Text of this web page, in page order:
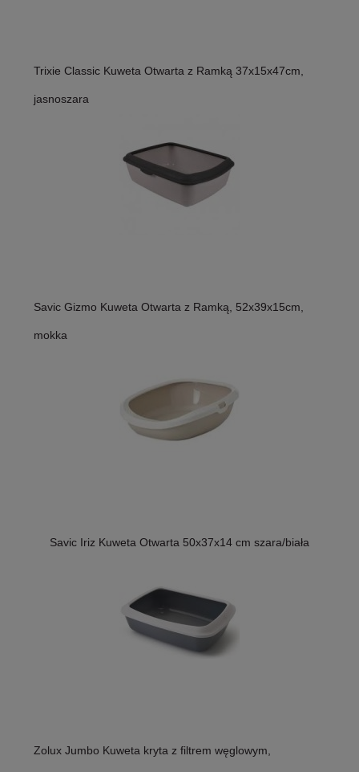
Trixie Classic Kuweta Otwarta z Ramką 37x15x47cm,
jasnoszara
Savic Gizmo Kuweta Otwarta z Ramką, 52x39x15cm,
mokka
Savic Iriz Kuweta Otwarta 50x37x14 cm szara/biała
Zolux Jumbo Kuweta kryta z filtrem węglowym,